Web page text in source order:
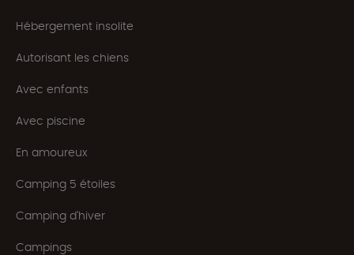
Hébergement insolite
Autorisant les chiens
Avec enfants
Avec piscine
En amoureux
Camping 5 étoiles
Camping d'hiver
Campings